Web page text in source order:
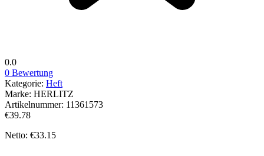
0.0
0 Bewertung
Kategorie: Heft
Marke: HERLITZ
Artikelnummer: 11361573
€39.78
Netto: €33.15